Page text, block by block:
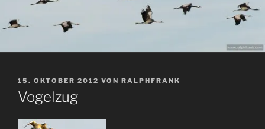
VERÖFFENTLICHT
AM
15. OKTOBER 2012 VON RALPHFRANK
Vogelzug